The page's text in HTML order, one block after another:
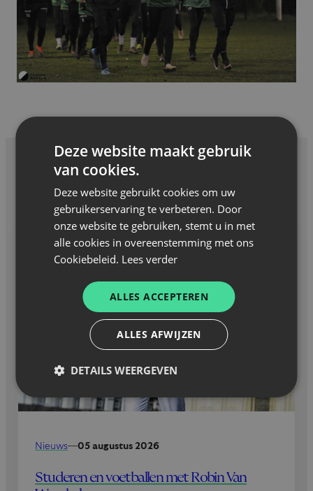
GERELATEERD NIEUWS
Nieuws—05 augustus 2026
Studeren en voetballen met Robin Van
Deze website maakt gebruik
van cookies.
Deze website gebruikt cookies om uw
gebruikerservaring te verbeteren. Door
onze website te gebruiken, stemt u in met
alle cookies in overeenstemming met ons
Cookiebeleid. Lees verder
ALLES ACCEPTEREN
ALLES AFWIJZEN
DETAILS WEERGEVEN